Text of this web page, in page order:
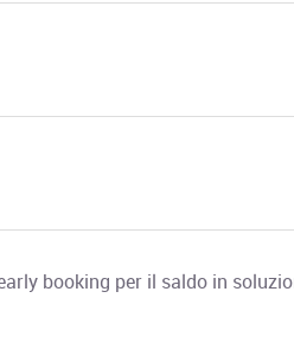
booking per il saldo in